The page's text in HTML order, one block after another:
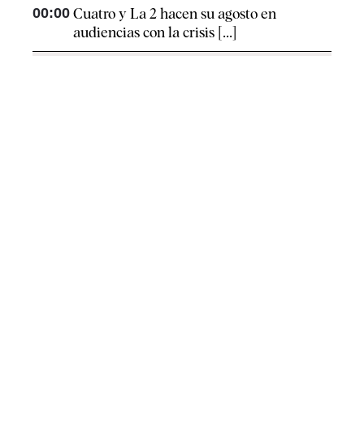
00:00 Cuatro y La 2 hacen su agosto en
audiencias con la crisis [...]